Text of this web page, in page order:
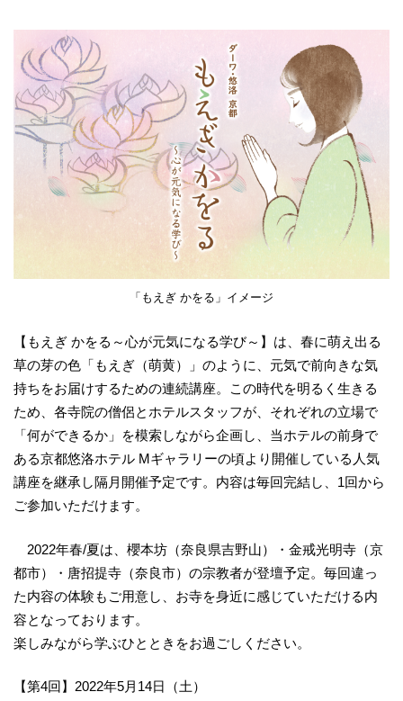
「もえぎ かをる」イメージ
【もえぎ かをる～心が元気になる学び～】は、春に萌え出る
草の芽の色「もえぎ（萌黄）」のように、元気で前向きな気
持ちをお届けするための連続講座。この時代を明るく生きる
ため、各寺院の僧侶とホテルスタッフが、それぞれの立場で
「何ができるか」を模索しながら企画し、当ホテルの前身で
ある京都悠洛ホテル Mギャラリーの頃より開催している人気
講座を継承し隔月開催予定です。内容は毎回完結し、1回から
ご参加いただけます。
2022年春/夏は、櫻本坊（奈良県吉野山）・金戒光明寺（京
都市）・唐招提寺（奈良市）の宗教者が登壇予定。毎回違っ
た内容の体験もご用意し、お寺を身近に感じていただける内
容となっております。
楽しみながら学ぶひとときをお過ごしください。
【第4回】2022年5月14日（土）